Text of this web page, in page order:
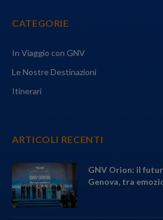
CATEGORIE
In Viaggio con GNV
Le Nostre Destinazioni
Itinerari
ARTICOLI RECENTI
GNV Orion: il
Genova, tra